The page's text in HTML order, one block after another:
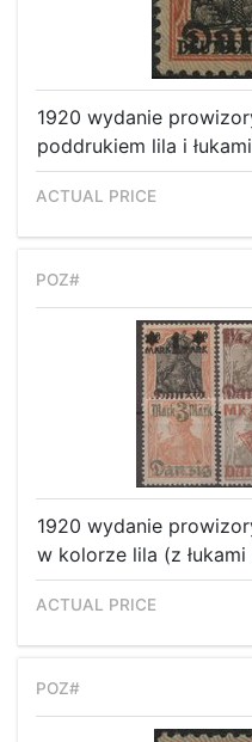
1920 wydanie
poddrukiem lila i
1920 wydanie
w kolorze lila (z